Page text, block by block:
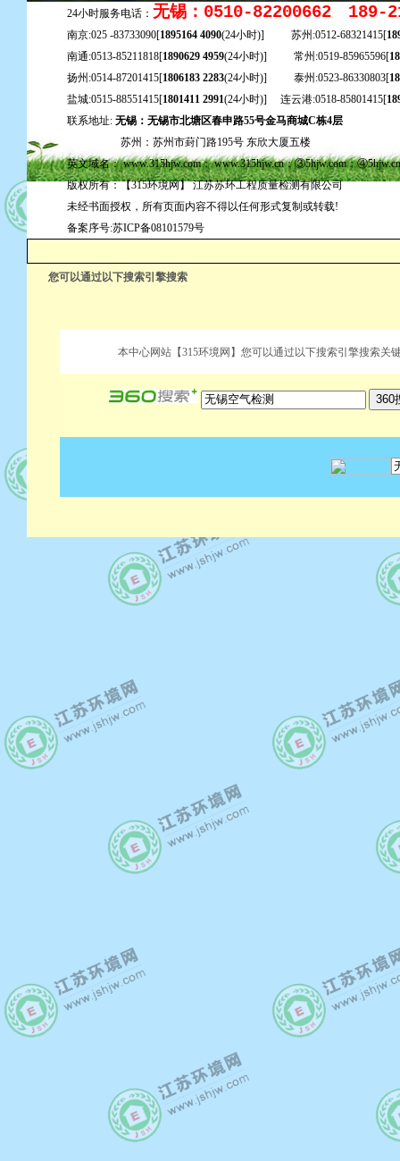
24小时服务电话： 无锡：0510-82200662 189-
南京:025 -83733090[1895164 4090(24小时)] 苏州:0512-68321415[
南通:0513-85211818[1890629 4959(24小时)] 常州:0519-85965596[
扬州:0514-87201415[1806183 2283(24小时)] 泰州:0523-86330803[
盐城:0515-88551415[1801411 2991(24小时)] 连云港:0518-85801415[
联系地址: 无锡：无锡市北塘区春申路55号金马商城C栋4层
苏州：苏州市葑门路195号 东欣大厦五楼
英文域名： www.315hjw.com； www.315hjw.cn；③5hjw.com；
版权所有：【315环境网】 江苏苏环工程质量检测有限公司
未经书面授权，所有页面内容不得以任何形式复制或转载!
备案序号:苏ICP备08101579号
您可以通过以下搜索引擎搜索
本中心网站【315环境网】您可以通过以下搜索引擎搜索关